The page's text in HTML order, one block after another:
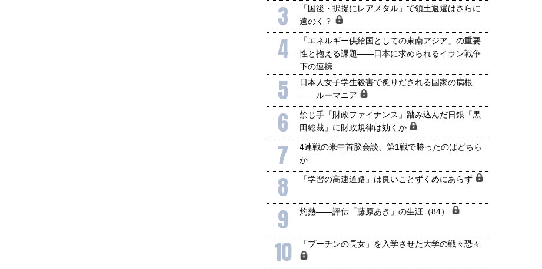
3
「国後・択捉にレアメタル」で領土返還はさらに
遠のく？
4
「エネルギー供給国としての東南アジア」の重要
性と抱える課題――日本に求められるイラン戦争
下の連携
5
日本人女子学生殺害で炙りだされる国家の病根
――ルーマニア
6
禁じ手「財政ファイナンス」踏み込んだ日銀「黒
田総裁」に財政規律は効くか
7
4連戦の米中首脳会談、第1戦で勝ったのはどちら
か
8 「学習の高速道路」は良いことずくめにあらず
9 灼熱――評伝「藤原あき」の生涯（84）
10 「プーチンの長女」を入学させた大学の戦々恐々